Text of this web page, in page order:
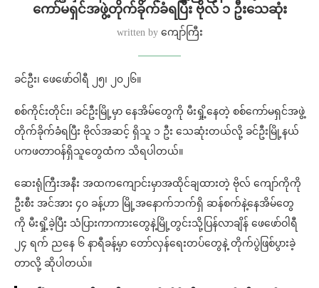
ကော်မရှင်အဖွဲ့တိုက်ခိုက်ခံရပြီး ဗိုလ် ၁ ဦးသေဆုံး
written by ကျော်ကြီး
ခင်ဦး၊ ဖေဖော်ဝါရီ ၂၅၊ ၂၀၂၆။
စစ်ကိုင်းတိုင်း၊ ခင်ဦးမြို့မှာ နေအိမ်တွေကို မီးရှို့နေတဲ့ စစ်ကော်မရှင်အဖွဲ့
တိုက်ခိုက်ခံရပြီး ဗိုလ်အဆင့် ရှိသူ ၁ ဦး သေဆုံးတယ်လို့ ခင်ဦးမြို့နယ်
ပကဖတာဝန်ရှိသူတွေထံက သိရပါတယ်။
ဆေးရုံကြီးအနီး အထကကျောင်းမှာအထိုင်ချထားတဲ့ ဗိုလ် ကျော်ကိုကို
ဦးစီး အင်အား ၄၀ ခန့်ဟာ မြို့အနောက်ဘက်ရှိ ဆန်စက်နဲ့နေအိမ်တွေ
ကို မီးရှို့ခဲ့ပြီး သံပြားကာကားတွေနဲ့မြို့တွင်းသို့ပြန်လာချိန် ဖေဖော်ဝါရီ
၂၄ ရက် ညနေ ၆ နာရီခန့်မှာ တော်လှန်ရေးတပ်တွေနဲ့ တိုက်ပွဲဖြစ်ပွားခဲ့
တာလို့ ဆိုပါတယ်။